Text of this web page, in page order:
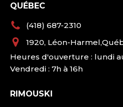
QUÉBEC
(418) 687-2310
1920, Léon-
Heures d'ouverture : lundi
Vendredi : 7h à 16h
RIMOUSKI